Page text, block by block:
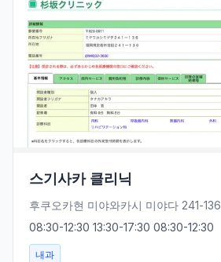
스기사카 클리닉
후쿠오카현 미야와카시 미야다 241-136
08:30-12:30 13:30-17:30 08:30-12:30
내과